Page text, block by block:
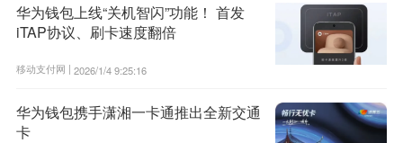
华为钱包上线“关机智闪”功能！ 首发
iTAP协议、刷卡速度翻倍
移动支付网 | 2026/1/4 9:25:16
华为钱包携手潇湘一卡通推出全新交通
卡